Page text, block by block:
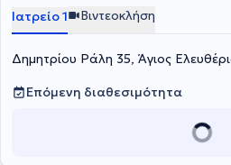
έχοντας παρακολουθήσει μεγάλο
σεμιναρίων σε τομείς όπως
Περιβαλλοντολογική Ιατρική,
Ιατρείο 1 Βιντεοκλήση
Δημητρίου Ράλη 35, Άγιος
Επόμενη διαθεσιμότητα